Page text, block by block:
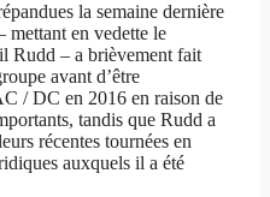
la semaine dernière
mettant en vedette le
Rudd – a brièvement fait
avant d’être
/ DC en 2016 en raison de
tandis que Rudd a
récentes tournées en
auxquels il a été